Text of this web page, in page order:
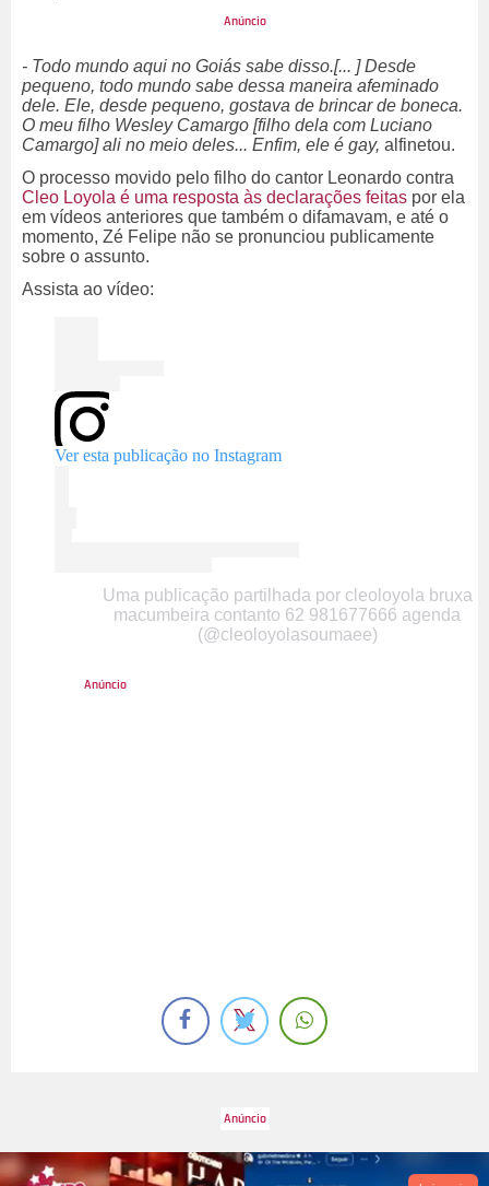
- Todo mundo aqui no Goiás sabe disso.[... ] Desde
pequeno, todo mundo sabe dessa maneira afeminado
dele. Ele, desde pequeno, gostava de brincar de boneca.
O meu filho Wesley Camargo [filho dela com Luciano
Camargo] ali no meio deles... Enfim, ele é gay, alfinetou.
O processo movido pelo filho do cantor Leonardo contra
Cleo Loyola é uma resposta às declarações feitas por ela
em vídeos anteriores que também o difamavam, e até o
momento, Zé Felipe não se pronunciou publicamente
sobre o assunto.
Assista ao vídeo:
Ver esta publicação no Instagram
Uma publicação partilhada por cleoloyola bruxa
macumbeira contanto 62 981677666 agenda
(@cleoloyolasoumaee)